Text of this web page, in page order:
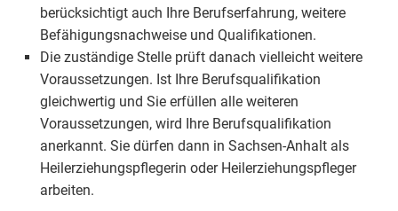
berücksichtigt auch Ihre Berufserfahrung, weitere
Befähigungsnachweise und Qualifikationen.
Die zuständige Stelle prüft danach vielleicht weitere
Voraussetzungen. Ist Ihre Berufsqualifikation
gleichwertig und Sie erfüllen alle weiteren
Voraussetzungen, wird Ihre Berufsqualifikation
anerkannt. Sie dürfen dann in Sachsen-Anhalt als
Heilerziehungspflegerin oder Heilerziehungspfleger
arbeiten.